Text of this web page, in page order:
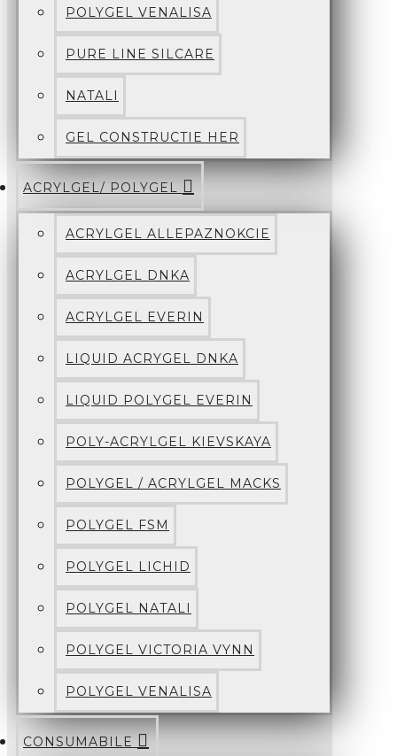
POLYGEL VENALISA
PURE LINE SILCARE
NATALI
GEL CONSTRUCTIE HER
ACRYLGEL/ POLYGEL
ACRYLGEL ALLEPAZNOKCIE
ACRYLGEL DNKA
ACRYLGEL EVERIN
LIQUID ACRYGEL DNKA
LIQUID POLYGEL EVERIN
POLY-ACRYLGEL KIEVSKAYA
POLYGEL / ACRYLGEL MACKS
POLYGEL FSM
POLYGEL LICHID
POLYGEL NATALI
POLYGEL VICTORIA VYNN
POLYGEL VENALISA
CONSUMABILE